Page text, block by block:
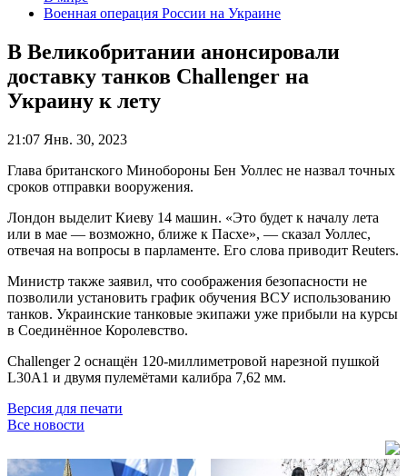
Военная операция России на Украине
В Великобритании анонсировали
доставку танков Challenger на
Украину к лету
21:07 Янв. 30, 2023
Глава британского Минобороны Бен Уоллес не назвал точных
сроков отправки вооружения.
Лондон выделит Киеву 14 машин. «Это будет к началу лета
или в мае — возможно, ближе к Пасхе», — сказал Уоллес,
отвечая на вопросы в парламенте. Его слова приводит Reuters.
Министр также заявил, что соображения безопасности не
позволили установить график обучения ВСУ использованию
танков. Украинские танковые экипажи уже прибыли на курсы
в Соединённое Королевство.
Challenger 2 оснащён 120-миллиметровой нарезной пушкой
L30A1 и двумя пулемётами калибра 7,62 мм.
Версия для печати
Все новости